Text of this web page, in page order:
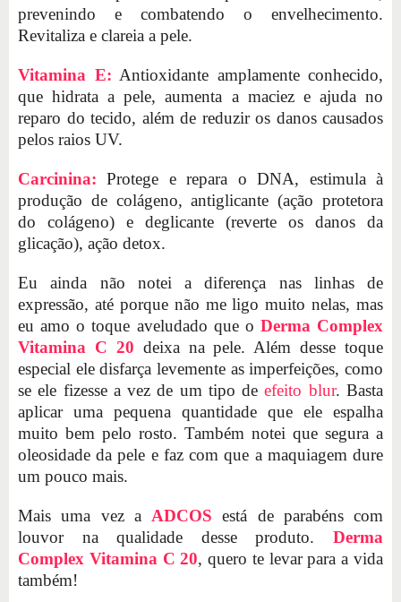
prevenindo e combatendo o envelhecimento.
Revitaliza e clareia a pele.
Vitamina E: Antioxidante amplamente conhecido,
que hidrata a pele, aumenta a maciez e ajuda no
reparo do tecido, além de reduzir os danos causados
pelos raios UV.
Carcinina: Protege e repara o DNA, estimula à
produção de colágeno, antiglicante (ação protetora
do colágeno) e deglicante (reverte os danos da
glicação), ação detox.
Eu ainda não notei a diferença nas linhas de
expressão, até porque não me ligo muito nelas, mas
eu amo o toque aveludado que o Derma Complex
Vitamina C 20 deixa na pele. Além desse toque
especial ele disfarça levemente as imperfeições, como
se ele fizesse a vez de um tipo deefeito blur. Basta
aplicar uma pequena quantidade que ele espalha
muito bem pelo rosto. Também notei que segura a
oleosidade da pele e faz com que a maquiagem dure
um pouco mais.
Mais uma vez a ADCOS está de parabéns com
louvor na qualidade desse produto. Derma
Complex Vitamina C 20, quero te levar para a vida
também!